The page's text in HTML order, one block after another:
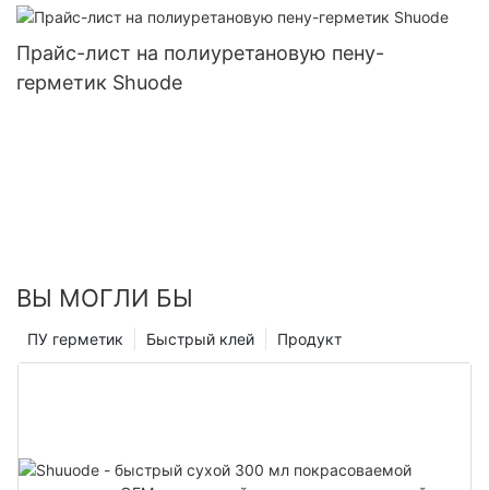
Прайс-лист на полиуретановую пену-
герметик Shuode
ВЫ МОГЛИ БЫ
Продукт
Быстрый клей
ПУ герметик